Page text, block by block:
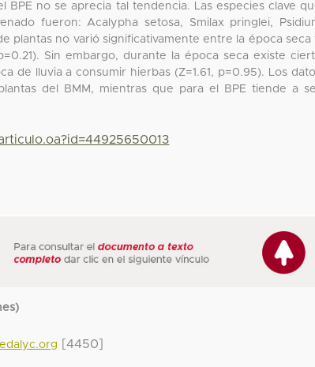
BPE no se aprecia tal tendencia. Las especies clave
fueron: Acalypha setosa, Smilax pringlei,
plantas no varió significativamente entre la época seca
Sin embargo, durante la época seca existe
de lluvia a consumir hierbas (Z=1.61, p=0.95). Los
del BMM, mientras que para el BPE tiende a
[4450]